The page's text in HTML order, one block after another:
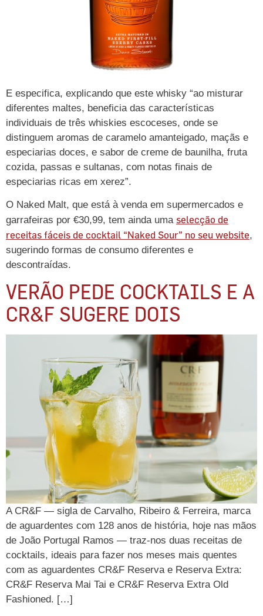
E especifica, explicando que este whisky “ao misturar
diferentes maltes, beneficia das características
individuais de três whiskies escoceses, onde se
distinguem aromas de caramelo amanteigado, maçãs e
especiarias doces, e sabor de creme de baunilha, fruta
cozida, passas e sultanas, com notas finais de
especiarias ricas em xerez”.
O Naked Malt, que está à venda em supermercados e
garrafeiras por €30,99, tem ainda uma selecção de
receitas fáceis de cocktail “Naked Sour” no seu website,
sugerindo formas de consumo diferentes e
descontraídas.
VERÃO PEDE COCKTAILS E A
CR&F SUGERE DOIS
A CR&F — sigla de Carvalho, Ribeiro & Ferreira, marca
de aguardentes com 128 anos de história, hoje nas mãos
de João Portugal Ramos — traz-nos duas receitas de
cocktails, ideais para fazer nos meses mais quentes
com as aguardentes CR&F Reserva e Reserva Extra:
CR&F Reserva Mai Tai e CR&F Reserva Extra Old
Fashioned. […]